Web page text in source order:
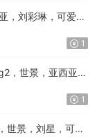
英智秀，雷颖，
，刘彩琳，可爱
天，秋季，胜雅，
佳宥，阿丽莎，
1
，世景，亚西亚，
，沈清伊，玫瑰
丽莎，阿允，阿
1
景，刘星，可爱